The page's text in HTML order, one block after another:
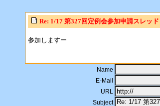
Re: 1/17 第327回定例会参加申請スレッド
参加しますー
Name
E-Mail
URL
Subject